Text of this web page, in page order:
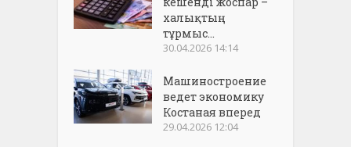
халықтың
тұрмыс...
30.04.2026 14:14
Машиностроение
ведет экономику
Костаная вперед
29.04.2026 12:04